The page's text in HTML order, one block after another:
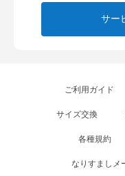
サー
ご利用ガイド
サイズ交換
各種規約
なりすましメ